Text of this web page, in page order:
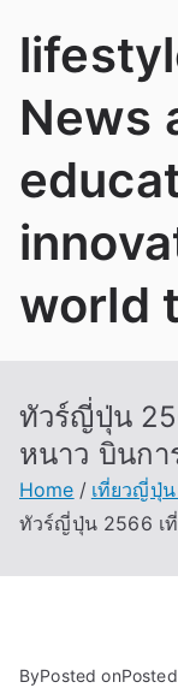
News
world
ทัวร์ญี่ปุ่น
หนาว บินกา
Home
เที่ยวญี่ปุ่
ทัวร์ญี่ปุ่น 2566 เ
ByPosted on